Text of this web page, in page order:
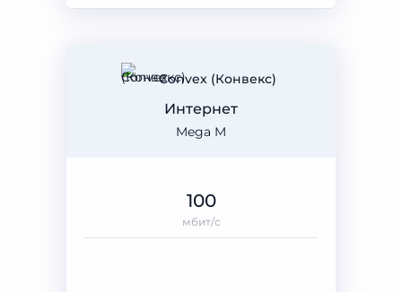
Convex (Конвекс)
Mega M
Интернет
100
мбит/с